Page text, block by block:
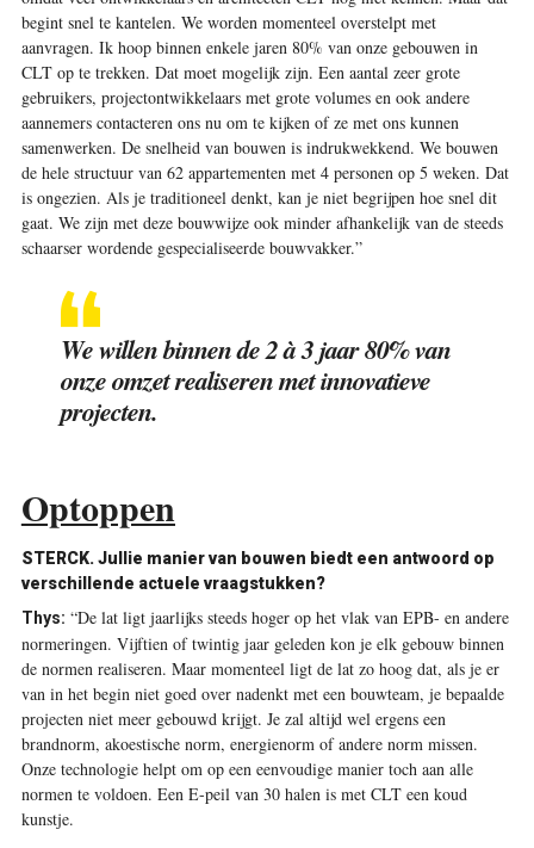
begint snel te kantelen. We worden momenteel overstelpt met
aanvragen. Ik hoop binnen enkele jaren 80% van onze gebouwen in
CLT op te trekken. Dat moet mogelijk zijn. Een aantal zeer grote
gebruikers, projectontwikkelaars met grote volumes en ook andere
aannemers contacteren ons nu om te kijken of ze met ons kunnen
samenwerken. De snelheid van bouwen is indrukwekkend. We bouwen
de hele structuur van 62 appartementen met 4 personen op 5 weken. Dat
is ongezien. Als je traditioneel denkt, kan je niet begrijpen hoe snel dit
gaat. We zijn met deze bouwwijze ook minder afhankelijk van de steeds
schaarser wordende gespecialiseerde bouwvakker.”
We willen binnen de 2 à 3 jaar 80% van
onze omzet realiseren met innovatieve
projecten.
Optoppen
STERCK. Jullie manier van bouwen biedt een antwoord op
verschillende actuele vraagstukken?
Thys: “De lat ligt jaarlijks steeds hoger op het vlak van EPB- en andere
normeringen. Vijftien of twintig jaar geleden kon je elk gebouw binnen
de normen realiseren. Maar momenteel ligt de lat zo hoog dat, als je er
van in het begin niet goed over nadenkt met een bouwteam, je bepaalde
projecten niet meer gebouwd krijgt. Je zal altijd wel ergens een
brandnorm, akoestische norm, energienorm of andere norm missen.
Onze technologie helpt om op een eenvoudige manier toch aan alle
normen te voldoen. Een E-peil van 30 halen is met CLT een koud
kunstje.